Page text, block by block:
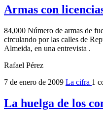
Armas con
84,000 Número de armas de
circulando por las calles de
Almeida, en una entrevista .
Rafael Pérez
7 de enero de 2009 La cifra 1
La huelga de los